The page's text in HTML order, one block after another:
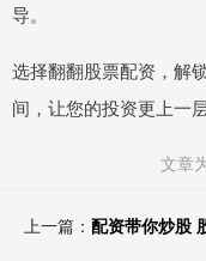
导。
选择翻翻股票配资，解
间，让您的投资更上一
文章
上一篇： 配资带你炒股